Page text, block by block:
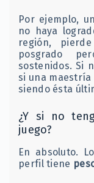
Por ejemplo,
no haya
región,
posgrado
sostenidos. Si
si una
siendo ésta
¿Y si no
juego?
En absoluto.
perfil tiene